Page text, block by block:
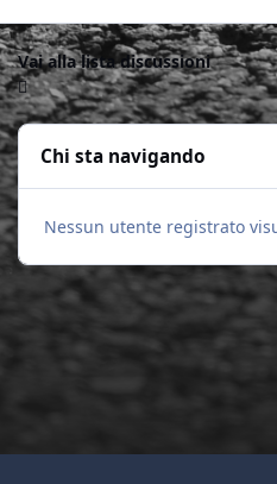
Vai alla lista discussioni
Chi sta navigando
Nessun utente registrato